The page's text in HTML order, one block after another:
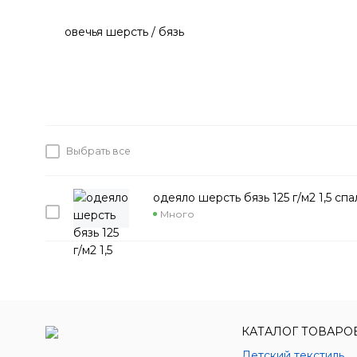
овечья шерсть / бязь
Выбрать все
одеяло шерсть бязь 125 г/м2 1,5
Много
КАТАЛОГ